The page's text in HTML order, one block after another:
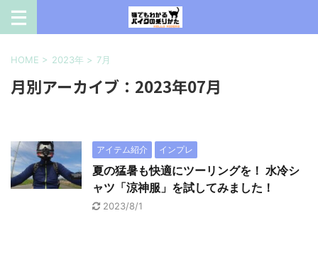
HOME > 2023年 > 7月
月別アーカイブ：2023年07月
アイテム紹介 インプレ
夏の猛暑も快適にツーリングを！ 水冷シ
ャツ「涼神服」を試してみました！
2023/8/1